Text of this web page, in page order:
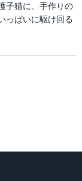
子猫に、手作りの
っぱいに駆け回る